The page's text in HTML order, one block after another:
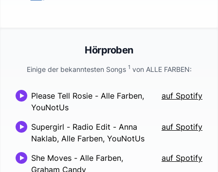
Hörproben
Einige der bekanntesten Songs 1 von ALLE FARBEN:
Please Tell Rosie - Alle Farben,
YouNotUs
auf Spotify
Supergirl - Radio Edit - Anna
Naklab, Alle Farben, YouNotUs
auf Spotify
She Moves - Alle Farben,
Graham Candy
auf Spotify